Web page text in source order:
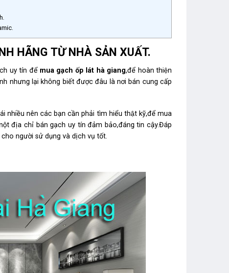
HÃNG TỪ NHÀ SẢN XUẤT.
uy tín để mua gạch ốp lát hàgiang,để hoàn thiện
nhưng lại không biết được đâu là nơi bán cung cấp
nhiều nên các bạn cần phải tìm hiểu thật kỹ,để mua
địa chỉ bán gạch uy tín đảm bảo,đáng tin cậy.Đáp
người sử dụng và dịch vụ tốt.